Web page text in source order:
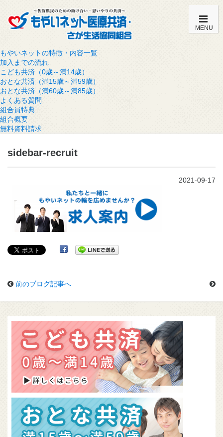
MENU
もやいネットの特徴・内容一覧
加入までの流れ
こども共済（0歳～満14歳）
おとな共済（満15歳～満59歳）
おとな共済（満60歳～満85歳）
よくある質問
組合員特典
組合概要
無料資料請求
sidebar-recruit
2021-09-17
前のブログ記事へ